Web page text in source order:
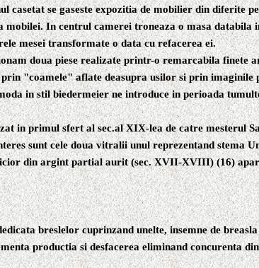
se gaseste expozitia de mobilier din diferite
In centrul camerei troneaza o masa
mesei transformate o data cu refacerea ei.
doua piese realizate printr-o remarcabila
"coamele" aflate deasupra usilor si prin imaginile
in stil biedermeier ne introduce in perioada
in primul sfert al sec.al XIX-lea de catre mesterul
sunt cele doua vitralii unul reprezentand stema
din argint partial aurit (sec. XVII-XVIII)(16)
breslelor cuprinzand unelte, insemne de
productia si desfacerea eliminand concurenta